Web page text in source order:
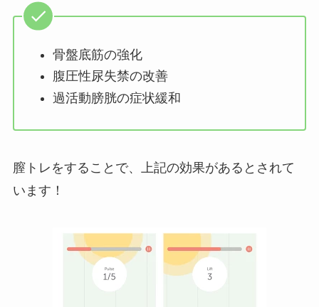
骨盤底筋の強化
腹圧性尿失禁の改善
過活動膀胱の症状緩和
膣トレをすることで、上記の効果があるとされて
います！